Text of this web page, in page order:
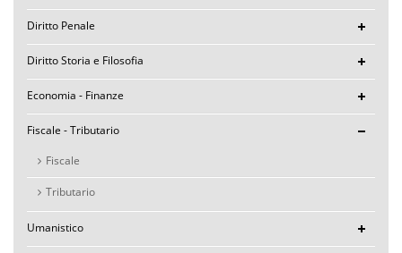
Diritto Penale
Diritto Storia e Filosofia
Economia - Finanze
Fiscale - Tributario
Fiscale
Tributario
Umanistico